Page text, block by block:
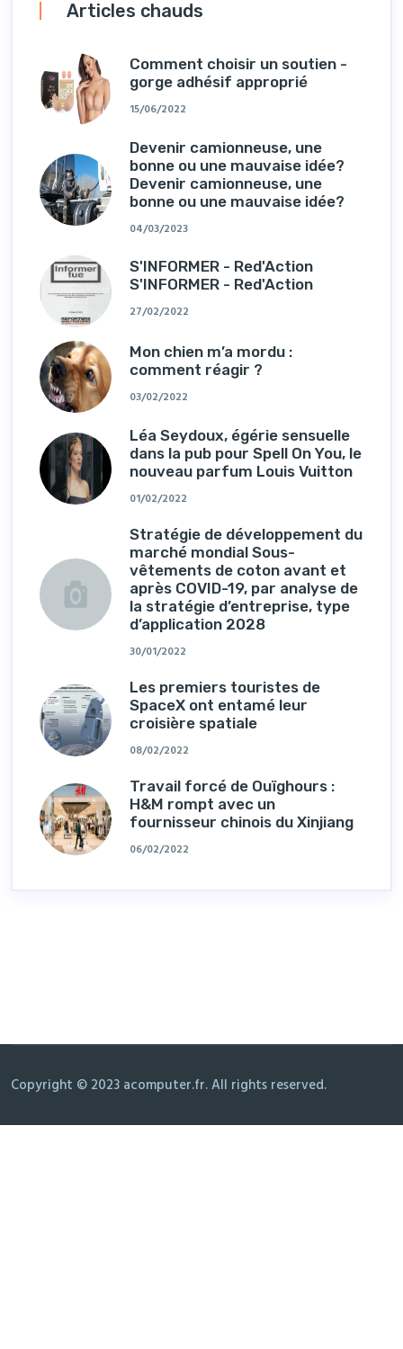
Articles chauds
Comment choisir un soutien -
gorge adhésif approprié
15/06/2022
Devenir camionneuse, une
bonne ou une mauvaise idée?
Devenir camionneuse, une
bonne ou une mauvaise idée?
04/03/2023
S'INFORMER - Red'Action
S'INFORMER - Red'Action
27/02/2022
Mon chien m’a mordu :
comment réagir ?
03/02/2022
Léa Seydoux, égérie sensuelle
dans la pub pour Spell On You, le
nouveau parfum Louis Vuitton
01/02/2022
Stratégie de développement du
marché mondial Sous-
vêtements de coton avant et
après COVID-19, par analyse de
la stratégie d’entreprise, type
d’application 2028
30/01/2022
Les premiers touristes de
SpaceX ont entamé leur
croisière spatiale
08/02/2022
Travail forcé de Ouïghours :
H&M rompt avec un
fournisseur chinois du Xinjiang
06/02/2022
Copyright © 2023 acomputer.fr. All rights reserved.